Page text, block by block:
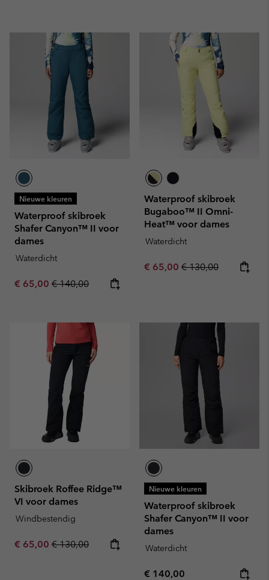
Nieuwe kleuren
Waterproof skibroek
Shafer Canyon™ II voor
dames
Waterdicht
Sale price:
€ 65,00 Regular price:
€ 140,00
Waterproof skibroek
Bugaboo™ II Omni-
Heat™ voor dames
Waterdicht
Sale price:
€ 65,00 Regular price:
€ 130,00
Skibroek Roffee Ridge™
VI voor dames
Windbestendig
Sale price:
€ 65,00 Regular price:
€ 130,00
Nieuwe kleuren
Waterproof skibroek
Shafer Canyon™ II voor
dames
Waterdicht
Regular price:
€ 140,00